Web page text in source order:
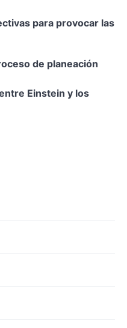
para provocar las
de planeación
Einstein y los